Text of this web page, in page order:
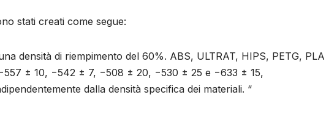
stati creati come segue:
densità di riempimento del 60%. ABS, ULTRAT, HIPS, PETG, PLA
± 10, −542 ± 7, −508 ± 20, −530 ± 25 e −633 ± 15,
dalla densità specifica dei materiali. “